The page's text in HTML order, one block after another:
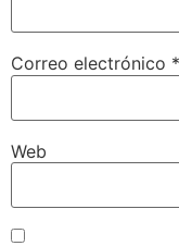
Correo electrónico *
Web